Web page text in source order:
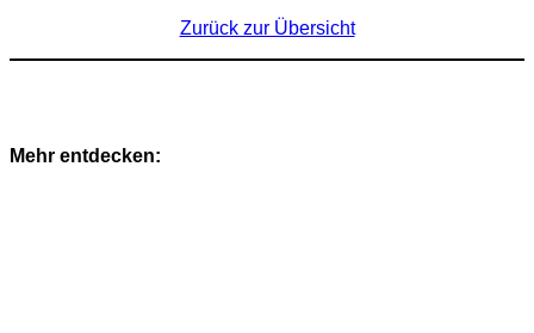
Zurück zur Übersicht
Mehr entdecken: